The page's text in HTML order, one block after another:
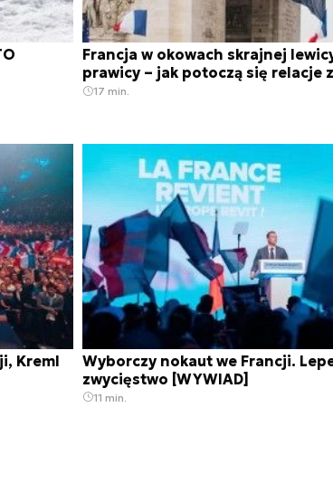
Francja w okowach skrajnej
prawicy – jak potoczą się relacje
17 min.
Kreml
Wyborczy nokaut we Francji.
zwycięstwo [WYWIAD]
11 min.